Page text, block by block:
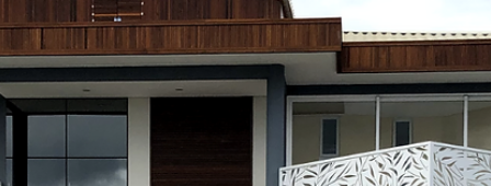
HS PRECISÃO - CASACOR
Casa Cor 2020